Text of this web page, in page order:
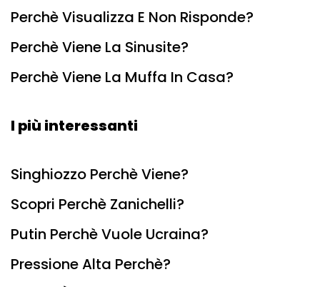
Perchè Visualizza E Non Risponde?
Perchè Viene La Sinusite?
Perchè Viene La Muffa In Casa?
I più interessanti
Singhiozzo Perchè Viene?
Scopri Perchè Zanichelli?
Putin Perchè Vuole Ucraina?
Pressione Alta Perchè?